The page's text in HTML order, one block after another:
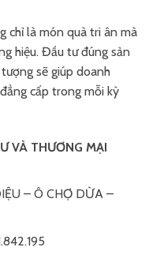
chỉ là món quà tri ân mà
hiệu. Đầu tư đúng sản
sẽ giúp doanh
cấp trong mỗi kỳ
VÀ THƯƠNG MẠI
– Ô CHỢ DỪA –